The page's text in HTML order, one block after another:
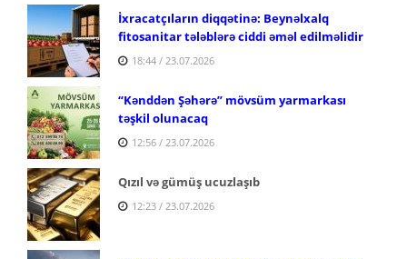
İxracatçıların diqqətinə: Beynəlxalq
fitosanitar tələblərə ciddi əməl edilməlidir
18:44 / 23.07.2026
“Kənddən Şəhərə” mövsüm yarmarkası
təşkil olunacaq
12:56 / 23.07.2026
Qızıl və gümüş ucuzlaşıb
12:23 / 23.07.2026